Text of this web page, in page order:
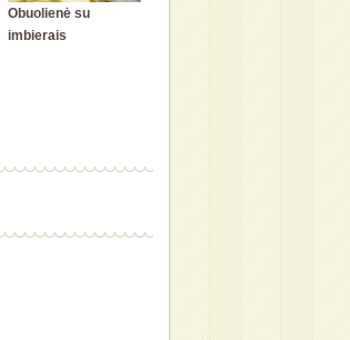
Obuolienė su
imbierais